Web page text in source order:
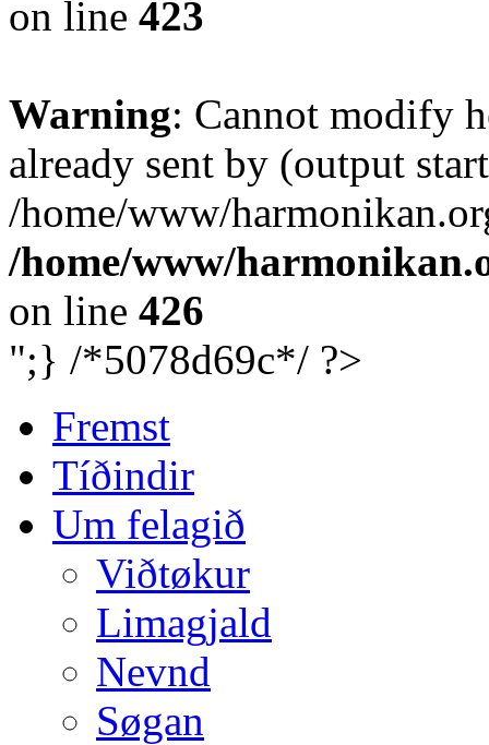
on line 423
Warning: Cannot modify
already sent by (output
/home/www/
/home/www/
on line 426
";} /*5078d69c*/ ?>
Fremst
Tíðindir
Um felagið
Viðtøkur
Limagjald
Nevnd
Søgan